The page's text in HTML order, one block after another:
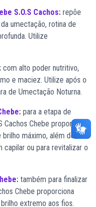
S.O.S Cachos: repõe
umectação, rotina de
Utilize
: com alto poder nutritivo,
e maciez. Utilize após o
de Umectação Noturna.
: para a etapa de
Chebe proporciona
máximo, além de
ou para revitalizar o
: também para finalizar
Chebe proporciona
extremo aos fios.